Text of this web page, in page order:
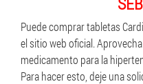
Puede comprar tabletas
el sitio web oficial.
medicamento para la
Para hacer esto, deje una